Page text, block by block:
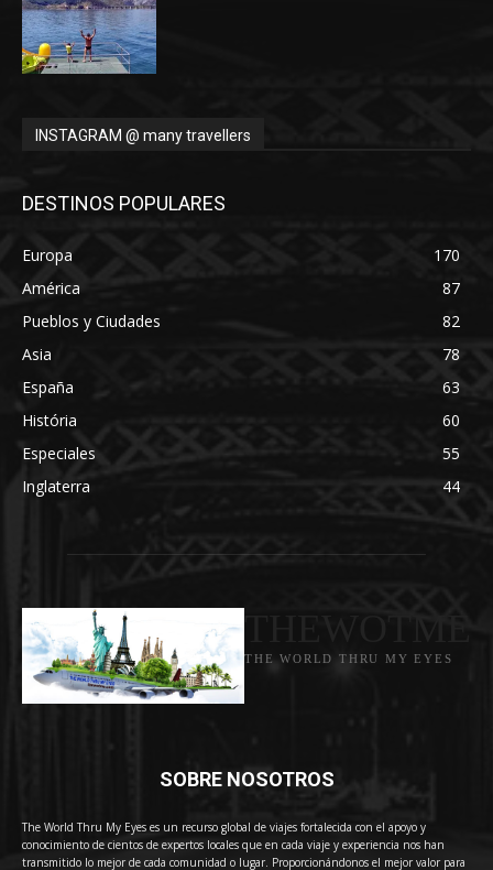
INSTAGRAM @ many travellers
DESTINOS POPULARES
Europa
170
América
87
Pueblos y Ciudades
82
Asia
78
España
63
História
60
Especiales
55
Inglaterra
44
THE WORLD THRU MY EYES
SOBRE NOSOTROS
The World Thru My Eyes es un recurso global de viajes fortalecida con el apoyo y
conocimiento de cientos de expertos locales que en cada viaje y experiencia nos han
transmitido lo mejor de cada comunidad o lugar. Proporcionándonos el mejor valor para